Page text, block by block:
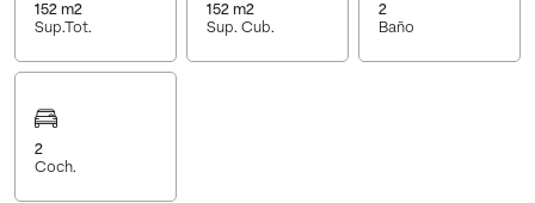
152 m2
Sup.Tot.
152 m2
Sup. Cub.
2
Baño
2
Coch.